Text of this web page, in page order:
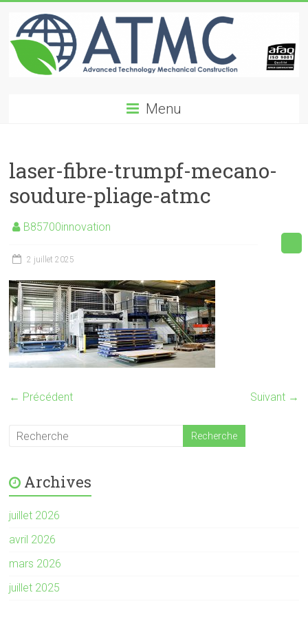
content
Construction
Menu
laser-fibre-trumpf-mecano-
soudure-pliage-atmc
B85700innovation
2 juillet 2025
← Précédent Suivant →
Archives
juillet 2026
avril 2026
mars 2026
juillet 2025